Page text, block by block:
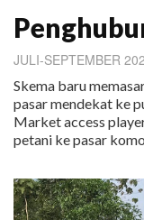
JULI-SEPTEMBER
Skema baru
pasar mendekat ke
Market access
petani ke pasar